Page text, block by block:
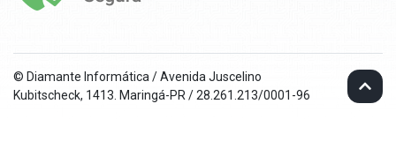
© Diamante Informática / Avenida Juscelino
Kubitscheck, 1413. Maringá-PR / 28.261.213/0001-96